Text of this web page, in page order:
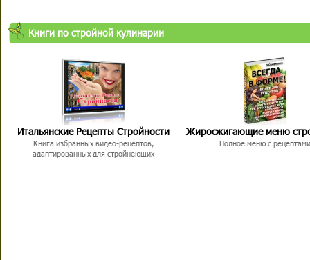
Книги по стройной кулинарии
Итальянские Рецепты Стройности
Книга избранных видео-рецептов,
адаптированных для стройнеющих
Жиросжигающие меню
Полное меню с рецептами